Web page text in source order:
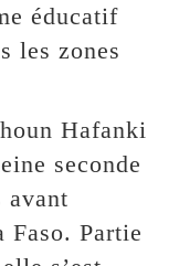
éducatif
les zones
Hafanki
seconde
avant
Faso. Partie